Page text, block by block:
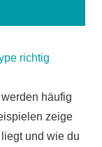
richtig
häufig
zeige
und wie du